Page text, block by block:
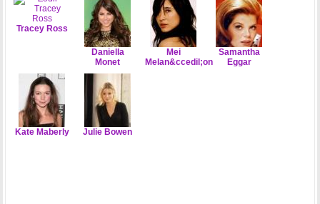
Tracey Ross
Daniella
Monet
Mei
Melan&ccedil;on
Samantha
Eggar
Kate Maberly Julie Bowen